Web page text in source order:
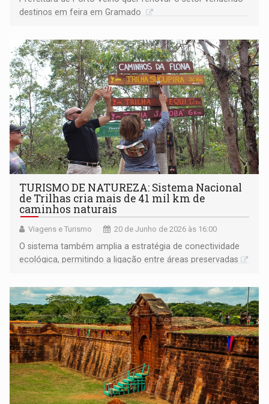
destinos em feira em Gramado
TURISMO DE NATUREZA: Sistema Nacional
de Trilhas cria mais de 41 mil km de
caminhos naturais
Viagens e Turismo 20 de Junho de 2026 às 16:00
O sistema também amplia a estratégia de conectividade
ecológica, permitindo a ligação entre áreas preservadas